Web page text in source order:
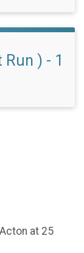
) - 1
at 25